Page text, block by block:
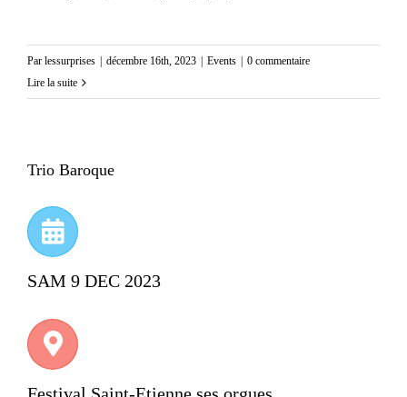
Par lessurprises | décembre 16th, 2023 | Events | 0 commentaire
Lire la suite
Trio Baroque
SAM 9 DEC 2023